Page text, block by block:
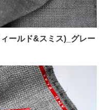
ールド&スミス)_グレー